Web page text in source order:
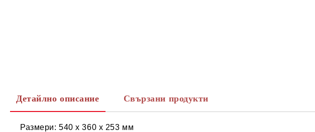
Детайлно описание Свързани продукти
Размери: 540 х 360 х 253 мм